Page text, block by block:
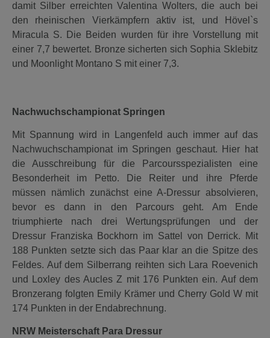
damit Silber erreichten Valentina Wolters, die auch bei
den rheinischen Vierkämpfern aktiv ist, und Hövel`s
Miracula S. Die Beiden wurden für ihre Vorstellung mit
einer 7,7 bewertet. Bronze sicherten sich Sophia Sklebitz
und Moonlight Montano S mit einer 7,3.
Nachwuchschampionat Springen
Mit Spannung wird in Langenfeld auch immer auf das
Nachwuchschampionat im Springen geschaut. Hier hat
die Ausschreibung für die Parcoursspezialisten eine
Besonderheit im Petto. Die Reiter und ihre Pferde
müssen nämlich zunächst eine A-Dressur absolvieren,
bevor es dann in den Parcours geht. Am Ende
triumphierte nach drei Wertungsprüfungen und der
Dressur Franziska Bockhorn im Sattel von Derrick. Mit
188 Punkten setzte sich das Paar klar an die Spitze des
Feldes. Auf dem Silberrang reihten sich Lara Roevenich
und Loxley des Aucles Z mit 176 Punkten ein. Auf dem
Bronzerang folgten Emily Krämer und Cherry Gold W mit
174 Punkten in der Endabrechnung.
NRW Meisterschaft Para Dressur